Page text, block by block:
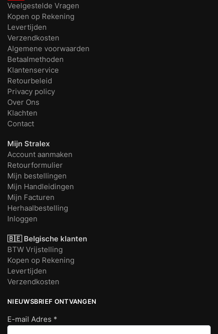
Veelgestelde Vragen
Kopen op Rekening
Levertijden
Verzendkosten
Algemene voorwaarden
Betaalmethoden
Klantenservice
Retourbeleid
Privacy policy
Over Ons
Klachten
Contact
Mijn Stralex
Account aanmaken
Retourformulier
Mijn bestellingen
Mijn Handleidingen
Mijn Facturen
Herhaalbestelling
Inloggen
🇧🇪 Belgische klanten
BTW Vrijstelling
Kopen op Rekening
Levertijden
Verzendkosten
NIEUWSBRIEF ONTVANGEN
E-mail Adres *